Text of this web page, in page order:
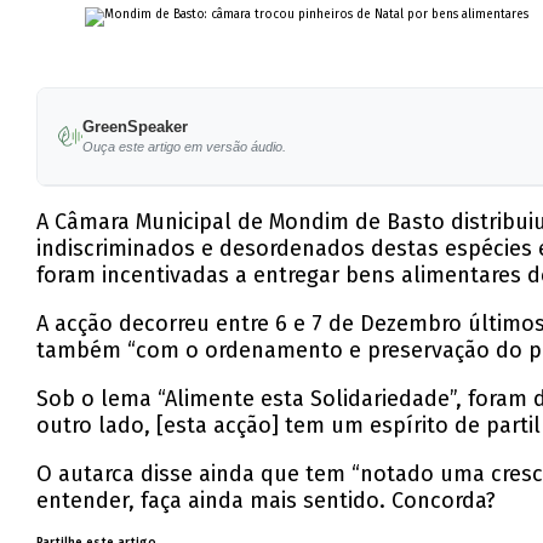
GreenSpeaker
Ouça este artigo em versão áudio.
A Câmara Municipal de Mondim de Basto
indiscriminados e desordenados destas
foram incentivadas a entregar bens alimentares
A acção decorreu entre 6 e 7 de Dezembro
também “com o ordenamento e preservação do
Sob o lema “Alimente esta Solidariedade”,
outro lado, [esta acção] tem um espírito de
O autarca disse ainda que tem “notado uma
entender, faça ainda mais sentido. Concorda?